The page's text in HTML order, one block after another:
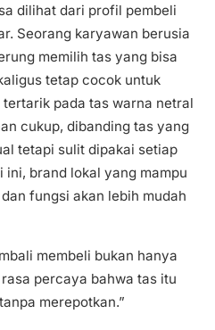
dilihat dari profil pembeli
Seorang karyawan berusia
memilih tas yang bisa
tetap cocok untuk
pada tas warna netral
cukup, dibanding tas yang
tetapi sulit dipakai setiap
ini, brand lokal yang mampu
fungsi akan lebih mudah
membeli bukan hanya
percaya bahwa tas itu
merepotkan.”